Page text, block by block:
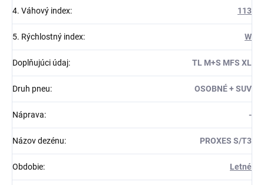
4. Váhový index: 113
5. Rýchlostný index: W
Doplňujúci údaj: TL M+S MFS XL
Druh pneu: OSOBNÉ + SUV
Náprava: -
Názov dezénu: PROXES S/T3
Obdobie: Letné